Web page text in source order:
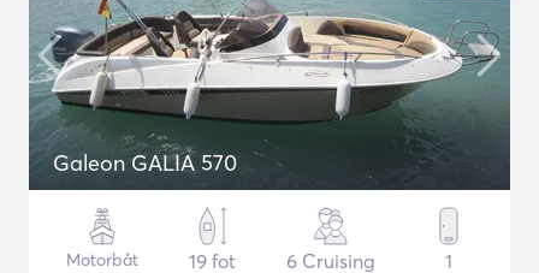
Galeon GALIA 570
Motorbåt
19 fot
6 Cruising 1